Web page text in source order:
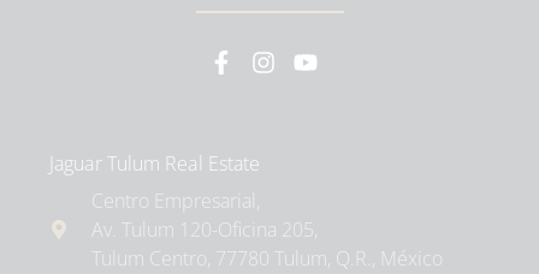
Jaguar Tulum Real Estate
Centro Empresarial,
Av. Tulum 120-Oficina 205,
Tulum Centro, 77780 Tulum, Q.R., México